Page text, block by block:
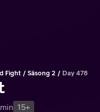
Fight Säsong 2 Day 478
15+